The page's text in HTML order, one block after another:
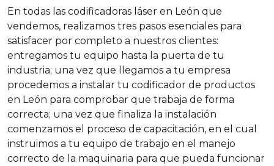
En todas las codificadoras láser en León que
vendemos, realizamos tres pasos esenciales para
satisfacer por completo a nuestros clientes:
entregamos tu equipo hasta la puerta de tu
industria; una vez que llegamos a tu empresa
procedemos a instalar tu codificador de productos
en León para comprobar que trabaja de forma
correcta; una vez que finaliza la instalación
comenzamos el proceso de capacitación, en el cual
instruimos a tu equipo de trabajo en el manejo
correcto de la maquinaria para que pueda funcionar